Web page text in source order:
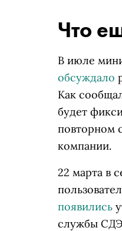
Что
В июле
обсуждало
Как
будет
повторном
компании.
22 марта в
появились
службы